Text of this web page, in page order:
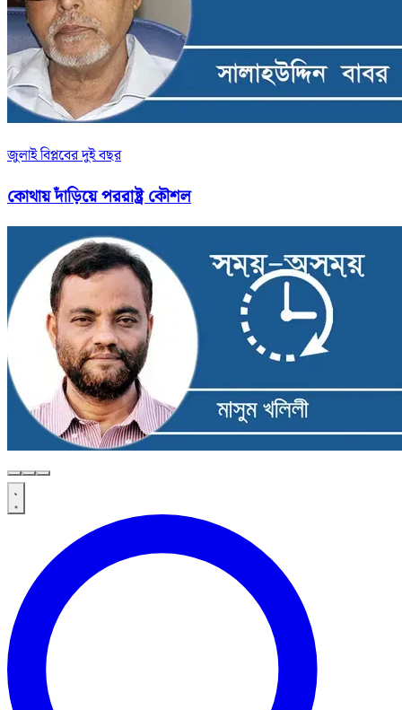
জুলাই বিপ্লবের দুই বছর
কোথায় দাঁড়িয়ে পররাষ্ট্র কৌশল